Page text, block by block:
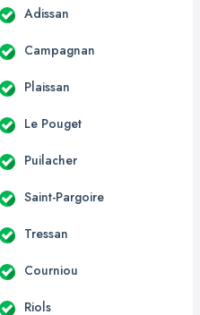
Adissan
Campagnan
Plaissan
Le Pouget
Puilacher
Saint-Pargoire
Tressan
Courniou
Riols